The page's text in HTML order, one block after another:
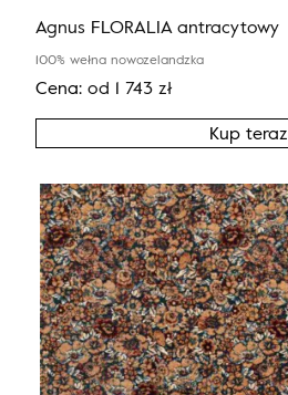
Agnus FLORALIA antracytowy
100% wełna nowozelandzka
Cena: od 1 743 zł
Kup teraz